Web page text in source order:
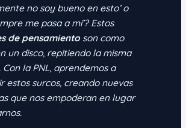
no soy bueno en esto’ o
me pasa a mí’? Estos
de pensamientoson como
un disco, repitiendo la misma
Con la PNL, aprendemos a
estos surcos, creando nuevas
que nos empoderan en lugar